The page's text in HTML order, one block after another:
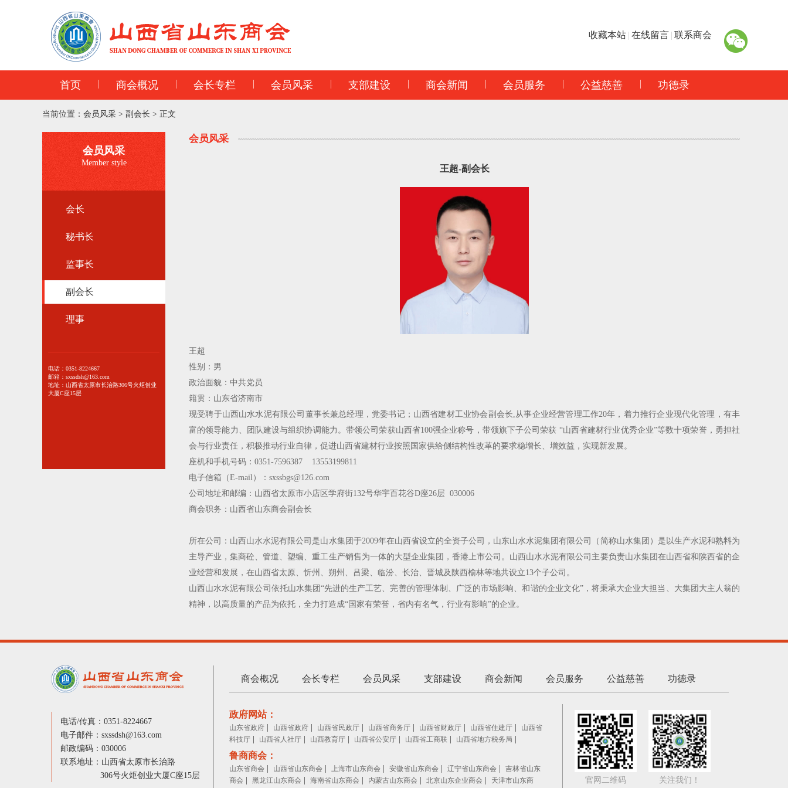
收藏本站 | 在线留言 | 联系商会
首页 商会概况 会长专栏 会员风采 支部建设 商会新闻 会员服务 公益慈善 功德录
当前位置： 会员风采 > 副会长 > 正文
会员风采
Member style
会长
秘书长
监事长
副会长
理事
电话：0351-8224667
邮箱：sxssdsh@163.com
地址：山西省太原市长治路306号火炬创业
大厦C座15层
会员风采
王超-副会长
王超
性别：男
政治面貌：中共党员
籍贯：山东省济南市
现受聘于山西山水水泥有限公司董事长兼总经理，党委书记；山西省建材工业协会副会长,从事企业经营管理工作20年，着力推行企业现代化管理，有丰
富的领导能力、团队建设与组织协调能力。带领公司荣获山西省100强企业称号，带领旗下子公司荣获 “山西省建材行业优秀企业”等数十项荣誉，勇担社
会与行业责任，积极推动行业自律，促进山西省建材行业按照国家供给侧结构性改革的要求稳增长、增效益，实现新发展。
座机和手机号码：0351-7596387 13553199811
电子信箱（E-mail）：sxssbgs@126.com
公司地址和邮编：山西省太原市小店区学府街132号华宇百花谷D座26层 030006
商会职务：山西省山东商会副会长
所在公司：山西山水水泥有限公司是山水集团于2009年在山西省设立的全资子公司，山东山水水泥集团有限公司（简称山水集团）是以生产水泥和熟料为
主导产业，集商砼、管道、塑编、重工生产销售为一体的大型企业集团，香港上市公司。山西山水水泥有限公司主要负责山水集团在山西省和陕西省的企
业经营和发展，在山西省太原、忻州、朔州、吕梁、临汾、长治、晋城及陕西榆林等地共设立13个子公司。
山西山水水泥有限公司依托山水集团“先进的生产工艺、完善的管理体制、广泛的市场影响、和谐的企业文化”，将秉承大企业大担当、大集团大主人翁的
精神，以高质量的产品为依托，全力打造成“国家有荣誉，省内有名气，行业有影响”的企业。
电话/传真：0351-8224667
电子邮件：sxssdsh@163.com
邮政编码：030006
联系地址：山西省太原市长治路
306号火炬创业大厦C座15层
商会概况 会长专栏 会员风采 支部建设 商会新闻 会员服务 公益慈善 功德录
政府网站：
山东省政府 山西省政府 山西省民政厅 山西省商务厅 山西省财政厅 山西省住建厅
山西省
科技厅
山西省人社厅 山西教育厅 山西省公安厅 山西省工商联 山西省地方税务局
鲁商商会：
山东省商会 山西省山东商会 上海市山东商会 安徽省山东商会 辽宁省山东商会
吉林省山东
商会
黑龙江山东商会 海南省山东商会 内蒙古山东商会 北京山东企业商会
天津市山东商
官网二维码 关注我们！